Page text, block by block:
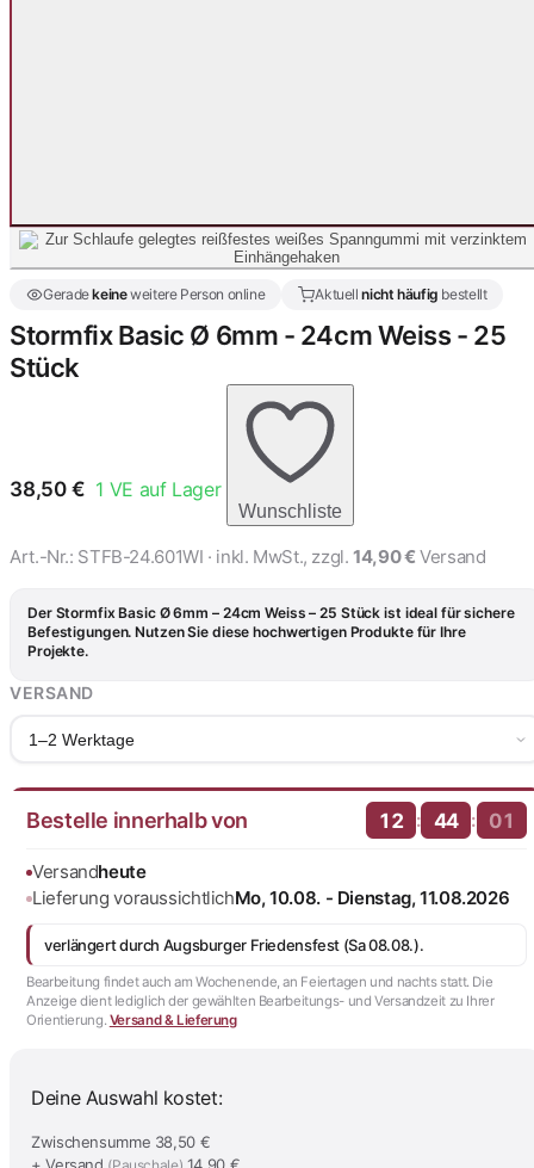
Geradekeineweitere Person online Aktuellnicht häufig bestellt
Stormfix Basic Ø 6mm - 24cm Weiss - 25
Stück
38,50 € 1 VE auf Lager
Wunschliste
Art.-Nr.: STFB-24.601WI · inkl. MwSt., zzgl.14,90 € Versand
Der Stormfix Basic Ø 6mm – 24cm Weiss – 25 Stück ist ideal für sichere
Befestigungen. Nutzen Sie diese hochwertigen Produkte für Ihre
Projekte.
VERSAND
1–2 Werktage
Bestelle innerhalb von 12 : 44 : 00
Versandheute
Lieferung voraussichtlichMo, 10.08. - Dienstag, 11.08.2026
verlängert durch Augsburger Friedensfest (Sa 08.08.).
Bearbeitung findet auch am Wochenende, an Feiertagen und nachts statt. Die
Anzeige dient lediglich der gewählten Bearbeitungs- und Versandzeit zu Ihrer
Orientierung. Versand & Lieferung
Deine Auswahl kostet:
Zwischensumme 38,50 €